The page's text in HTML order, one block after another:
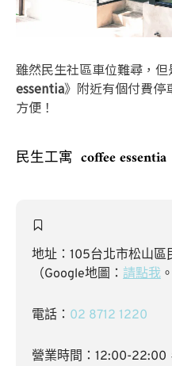
雖然民生社區車位難尋，但
essentia》附近有個付費停
方便！
民生工寓 coffee essentia
地址：105台北市松山
（Google地圖： 請點我
電話： 02 8712 1220
營業時間：12:00-22:00